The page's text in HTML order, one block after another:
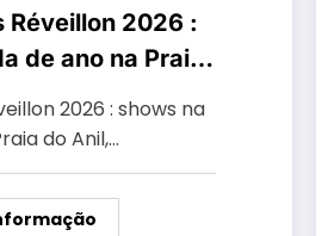
Réveillon 2026 :
de ano na Praia
Mambucaba,
Mambucaba,
e Vila do
2026 : shows na
do Anil,…